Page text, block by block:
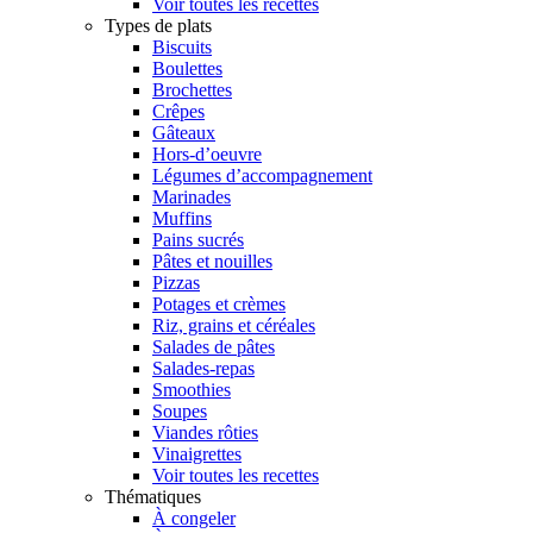
Voir toutes les recettes
Types de plats
Biscuits
Boulettes
Brochettes
Crêpes
Gâteaux
Hors-d’oeuvre
Légumes d’accompagnement
Marinades
Muffins
Pains sucrés
Pâtes et nouilles
Pizzas
Potages et crèmes
Riz, grains et céréales
Salades de pâtes
Salades-repas
Smoothies
Soupes
Viandes rôties
Vinaigrettes
Voir toutes les recettes
Thématiques
À congeler